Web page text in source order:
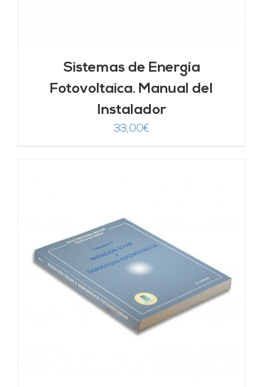
Sistemas de Energía
Fotovoltaica. Manual del
Instalador
33,00€